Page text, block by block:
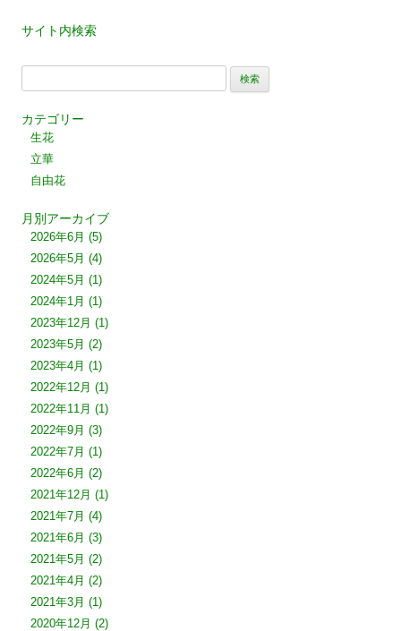
サイト内検索
カテゴリー
生花
立華
自由花
月別アーカイブ
2026年6月 (5)
2026年5月 (4)
2024年5月 (1)
2024年1月 (1)
2023年12月 (1)
2023年5月 (2)
2023年4月 (1)
2022年12月 (1)
2022年11月 (1)
2022年9月 (3)
2022年7月 (1)
2022年6月 (2)
2021年12月 (1)
2021年7月 (4)
2021年6月 (3)
2021年5月 (2)
2021年4月 (2)
2021年3月 (1)
2020年12月 (2)